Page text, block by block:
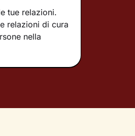
tue relazioni.
relazioni di cura
nella